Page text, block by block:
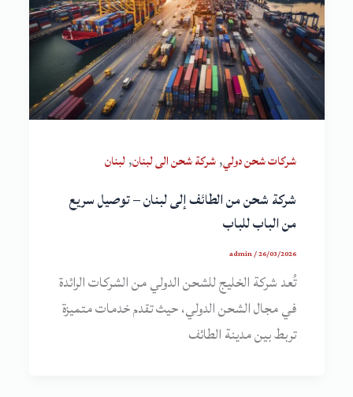
شركات شحن دولي,شركة شحن الى لبنان,لبنان
شركة شحن من الطائف إلى لبنان – توصيل سريع
من الباب للباب
admin/26/03/2026
تُعد شركة الخليج للشحن الدولي من الشركات الرائدة
في مجال الشحن الدولي، حيث تقدم خدمات متميزة
تربط بين مدينة الطائف